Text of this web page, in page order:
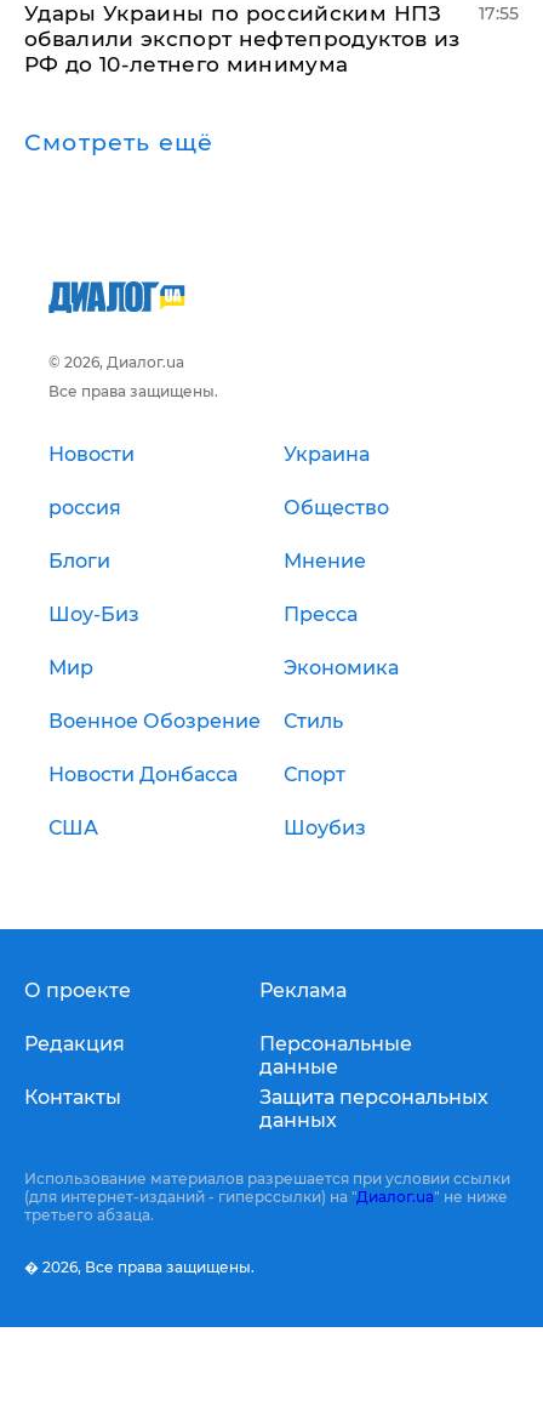
Удары Украины по российским НПЗ
обвалили экспорт нефтепродуктов из
РФ до 10-летнего минимума
17:55
Смотреть ещё
© 2026, Диалог.ua
Все права защищены.
Новости Украина
россия Общество
Блоги Мнение
Шоу-Биз Пресса
Мир Экономика
Военное Обозрение Стиль
Новости Донбасса Спорт
США Шоубиз
О проекте
Редакция
Контакты
Реклама
Персональные
данные
Защита персональных
данных
Использование материалов разрешается при условии ссылки
(для интернет-изданий - гиперссылки) на "Диалог.ua" не ниже
третьего абзаца.
� 2026, Все права защищены.